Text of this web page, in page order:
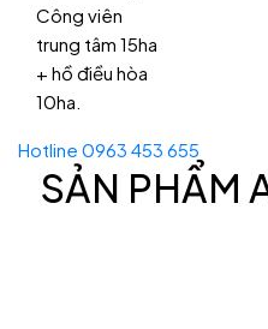
Công viên
trung tâm 15ha
+ hồ điều hòa
10ha.
Hotline 0963 453 655
SẢN PHẨM